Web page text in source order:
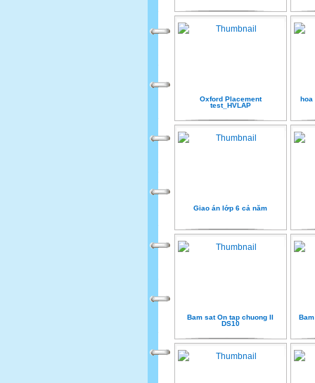
Oxford Placement
test_HVLAP
hoa
Giao án lớp 6 cả năm
Bam sat On tap chuong II
DS10